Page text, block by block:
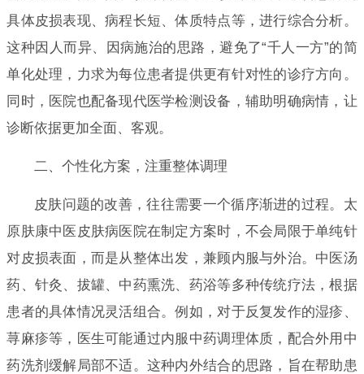
具体皮损表现、病程长短、体质特点等，进行综合分析。
这种因人而异、因病施治的思路，避免了“千人一方”的简
单化处理，力求为每位患者提供更有针对性的诊疗方向。
同时，医院也配备现代医学检测设备，辅助明确病情，让
诊断依据更加全面、客观。
二、个性化方案，注重整体调理
皮肤问题的改善，往往需要一个循序渐进的过程。太
原肤康中医皮肤病医院在制定方案时，不会局限于单纯针
对皮损表面，而是从整体出发，兼顾内服与外治。中医汤
药、针灸、拔罐、中药熏洗、药浴等多种传统疗法，根据
患者的具体情况灵活组合。例如，对于反复发作的湿疹、
荨麻疹等，医生可能通过内服中药调理体质，配合外用中
药洗剂缓解局部不适。这种内外结合的思路，旨在帮助患